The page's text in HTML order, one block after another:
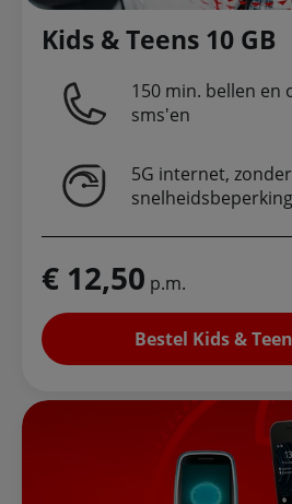
Kids & Teens 10 GB
150 min. bellen en
sms'en
5G internet, zonder
€ 12,50 p.m.
Bestel Kids &